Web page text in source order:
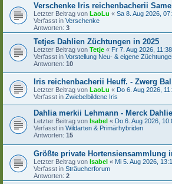
Verschenke Iris reichenbacherii
Letzter Beitrag von LaoLu « Sa 8. Aug 2026,
Verfasst in Verschenke
Antworten: 3
Tetjes Dahlien Züchtungen in 2025
Letzter Beitrag von Tetje « Fr 7. Aug 2026, 11:38
Verfasst in Vorstellung Neu- & eigene
Antworten: 10
Iris reichenbacherii Heuff. - Zwerg
Letzter Beitrag von LaoLu « Do 6. Aug 2026,
Verfasst in Zwiebelbildene Iris
Dahlia merkii Lehmann - Merck Dahlie
Letzter Beitrag von Isabel « Do 6. Aug 2026,
Verfasst in Wildarten & Primärhybriden
Antworten: 15
Größte private Hortensiensammlung
Letzter Beitrag von Isabel « Mi 5. Aug 2026,
Verfasst in Sträucherforum
Antworten: 2